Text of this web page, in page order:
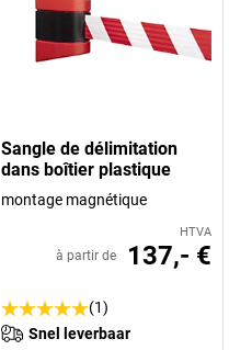
Sangle de délimitation
dans boîtier plastique
montage magnétique
HTVA
à partir de 137,- €
(1)
Snel leverbaar